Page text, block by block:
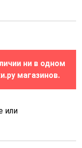
ни в одном
магазинов.
или